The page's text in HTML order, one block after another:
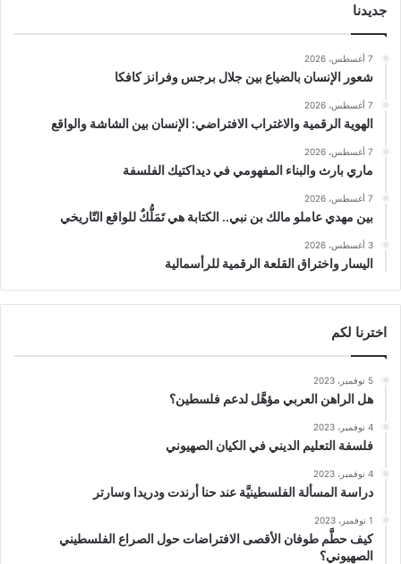
جديدنا
7 أغسطس، 2026
شعور الإنسان بالضياع بين جلال برجس وفرانز كافكا
7 أغسطس، 2026
الهوية الرقمية والاغتراب الافتراضي: الإنسان بين الشاشة والواقع
7 أغسطس، 2026
ماري بارث والبناء المفهومي في ديداكتيك الفلسفة
7 أغسطس، 2026
بين مهدي عاملو مالك بن نبي.. الكتابة هي تَمَلُّكٌ للواقع التّاريخي
3 أغسطس، 2026
اليسار واختراق القلعة الرقمية للرأسمالية
اخترنا لكم
5 نوفمبر، 2023
هل الراهن العربي مؤهَّل لدعم فلسطين؟
4 نوفمبر، 2023
فلسفة التعليم الديني في الكيان الصهيوني
4 نوفمبر، 2023
دراسة المسألة الفلسطينيَّة عند حنا أرندت ودريدا وسارتر
1 نوفمبر، 2023
كيف حطَّم طوفان الأقصى الافتراضات حول الصراع الفلسطيني
الصهيوني؟